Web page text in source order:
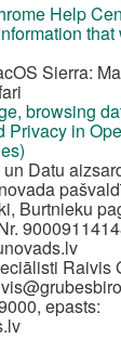
Help
Sierra:
browsing
Privacy in
Datu
Burtnieku
Raivis
epasts: